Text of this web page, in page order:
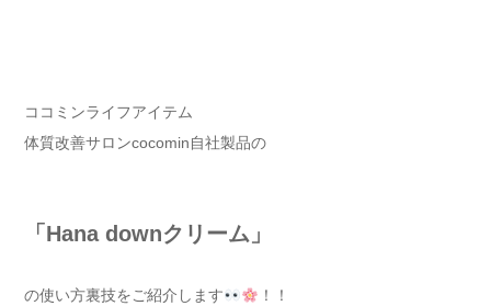
ココミンライフアイテム
体質改善サロンcocomin自社製品の
「Hana downクリーム」
の使い方裏技をご紹介します ！！